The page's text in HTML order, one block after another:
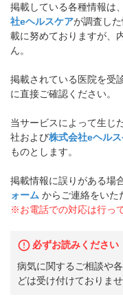
掲載している各種情報は
社eヘルスケアが調査し
載に努めておりますが、
ん。
掲載されている医院を受
に直接ご確認ください。
当サービスによって生じ
社および株式会社eヘル
ものとします。
掲載情報に誤りがある場
ォーム からご連絡をいた
※お電話での対応は行っ
必ずお読みください
病気に関するご相談や
どは受け付けておりませ